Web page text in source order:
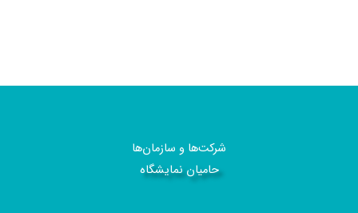
شرکت‌ها و سازمان‌ها
حامیان نمایشگاه